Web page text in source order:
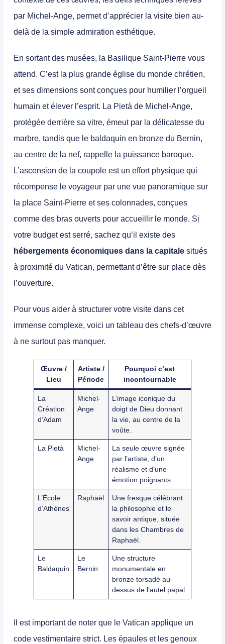
par Michel-Ange, permet d’apprécier la visite bien au-
delà de la simple admiration esthétique.
En sortant des musées, la Basilique Saint-Pierre vous
attend. C’est la plus grande église du monde chrétien,
et ses dimensions sont conçues pour humilier l’orgueil
humain et élever l’esprit. La Pietà de Michel-Ange,
protégée derrière sa vitre, émeut par la délicatesse du
marbre, tandis que le baldaquin en bronze du Bernin,
au centre de la nef, rappelle la puissance baroque.
L’ascension de la coupole est un effort physique qui
récompense le voyageur par une vue panoramique sur
la place Saint-Pierre et ses colonnades, conçues
comme des bras ouverts pour accueillir le monde. Si
votre budget est serré, sachez qu’il existe des
hébergements économiques dans la capitale situés
à proximité du Vatican, permettant d’être sur place dès
l’ouverture.
Pour vous aider à structurer votre visite dans cet
immense complexe, voici un tableau des chefs-d’œuvre
à ne surtout pas manquer.
Œuvre /
Lieu
Artiste /
Période
Pourquoi c’est
incontournable
La
Création
d’Adam
Michel-
Ange
L’image iconique du
doigt de Dieu donnant
la vie, au centre de la
voûte.
La Pietà
Michel-
Ange
La seule œuvre signée
par l’artiste, d’un
réalisme et d’une
émotion poignants.
L’École
d’Athènes
Raphaël
Une fresque célébrant
la philosophie et le
savoir antique, située
dans les Chambres de
Raphaël.
Le
Baldaquin
Le
Bernin
Une structure
monumentale en
bronze torsadé au-
dessus de l’autel papal.
Il est important de noter que le Vatican applique un
code vestimentaire strict. Les épaules et les genoux